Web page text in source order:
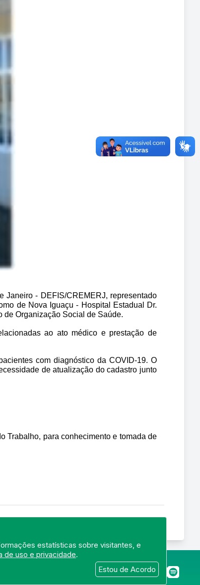
estatísticas sobre visitantes, e
de uso e privacidade.
Estou de Acordo
- DEFIS/CREMERJ, representado
de Nova Iguaçu - Hospital Estadual Dr.
de Organização Social de Saúde.
ao ato médico e prestação de
com diagnóstico da COVID-19. O
de atualização do cadastro junto
Trabalho, para conhecimento e tomada de